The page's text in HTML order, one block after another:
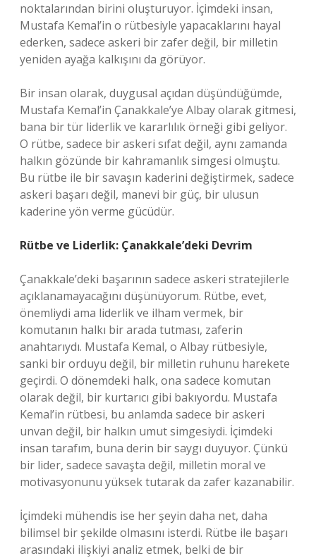
noktalarından birini oluşturuyor. İçimdeki insan,
Mustafa Kemal’in o rütbesiyle yapacaklarını hayal
ederken, sadece askeri bir zafer değil, bir milletin
yeniden ayağa kalkışını da görüyor.
Bir insan olarak, duygusal açıdan düşündüğümde,
Mustafa Kemal’in Çanakkale’ye Albay olarak gitmesi,
bana bir tür liderlik ve kararlılık örneği gibi geliyor.
O rütbe, sadece bir askeri sıfat değil, aynı zamanda
halkın gözünde bir kahramanlık simgesi olmuştu.
Bu rütbe ile bir savaşın kaderini değiştirmek, sadece
askeri başarı değil, manevi bir güç, bir ulusun
kaderine yön verme gücüdür.
Rütbe ve Liderlik: Çanakkale’deki Devrim
Çanakkale’deki başarının sadece askeri stratejilerle
açıklanamayacağını düşünüyorum. Rütbe, evet,
önemliydi ama liderlik ve ilham vermek, bir
komutanın halkı bir arada tutması, zaferin
anahtarıydı. Mustafa Kemal, o Albay rütbesiyle,
sanki bir orduyu değil, bir milletin ruhunu harekete
geçirdi. O dönemdeki halk, ona sadece komutan
olarak değil, bir kurtarıcı gibi bakıyordu. Mustafa
Kemal’in rütbesi, bu anlamda sadece bir askeri
unvan değil, bir halkın umut simgesiydi. İçimdeki
insan tarafım, buna derin bir saygı duyuyor. Çünkü
bir lider, sadece savaşta değil, milletin moral ve
motivasyonunu yüksek tutarak da zafer kazanabilir.
İçimdeki mühendis ise her şeyin daha net, daha
bilimsel bir şekilde olmasını isterdi. Rütbe ile başarı
arasındaki ilişkiyi analiz etmek, belki de bir